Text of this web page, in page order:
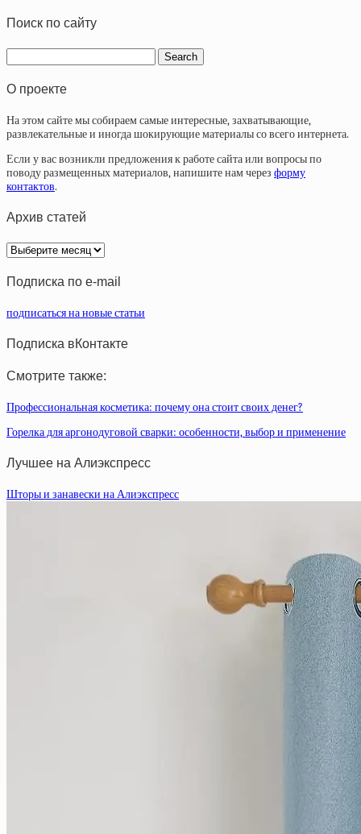
Поиск по сайту
О проекте
На этом сайте мы собираем самые интересные, захватывающие,
развлекательные и иногда шокирующие материалы со всего интернета.
Если у вас возникли предложения к работе сайта или вопросы по
поводу размещенных материалов, напишите нам через форму
контактов.
Архив статей
Архив
статей
Подписка по e-mail
подписаться на новые статьи
Подписка вКонтакте
Смотрите также:
Профессиональная косметика: почему она стоит своих денег?
Горелка для аргонодуговой сварки: особенности, выбор и применение
Лучшее на Алиэкспресс
Шторы и занавески на Алиэкспресс